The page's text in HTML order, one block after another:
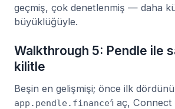
geçmiş, çok denetlenmiş — daha
büyüklüğüyle.
Walkthrough 5: Pendle ile
kilitle
Beşin en gelişmişi; önce ilk
app.pendle.finance‘i aç,